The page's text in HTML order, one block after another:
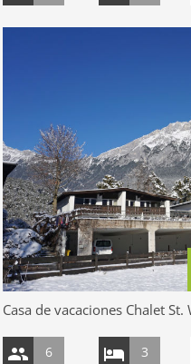
Casa de vacaciones Chalet
6 3